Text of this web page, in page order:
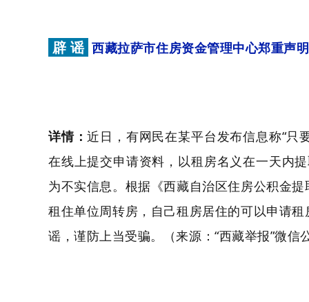
辟 谣 西藏拉萨市住房资金管理中心郑重声明
详情：近日，有网民在某平台发布信息称“
在线上提交申请资料，以租房名义在一天内
为不实信息。根据《西藏自治区住房公积金
租住单位周转房，自己租房居住的可以申请
谣，谨防上当受骗。（来源：“西藏举报”微信